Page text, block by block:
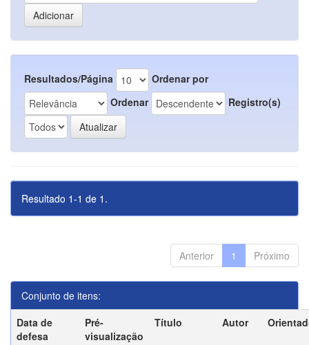
Resultados/Página
Ordenar por
Ordenar
Registro(s)
Resultado 1-1 de 1.
Anterior 1 Próximo
Conjunto de itens:
Data de
defesa
Pré-
visualização
Título Autor